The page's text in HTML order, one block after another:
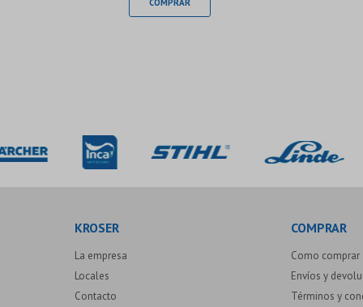
KROSER
La empresa
Locales
Contacto
COMPRAR
Como comprar
Envíos y
Términos y